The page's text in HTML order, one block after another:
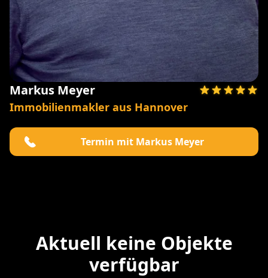
Markus Meyer
Immobilienmakler aus Hannover
Termin mit Markus Meyer
Aktuell keine Objekte
verfügbar